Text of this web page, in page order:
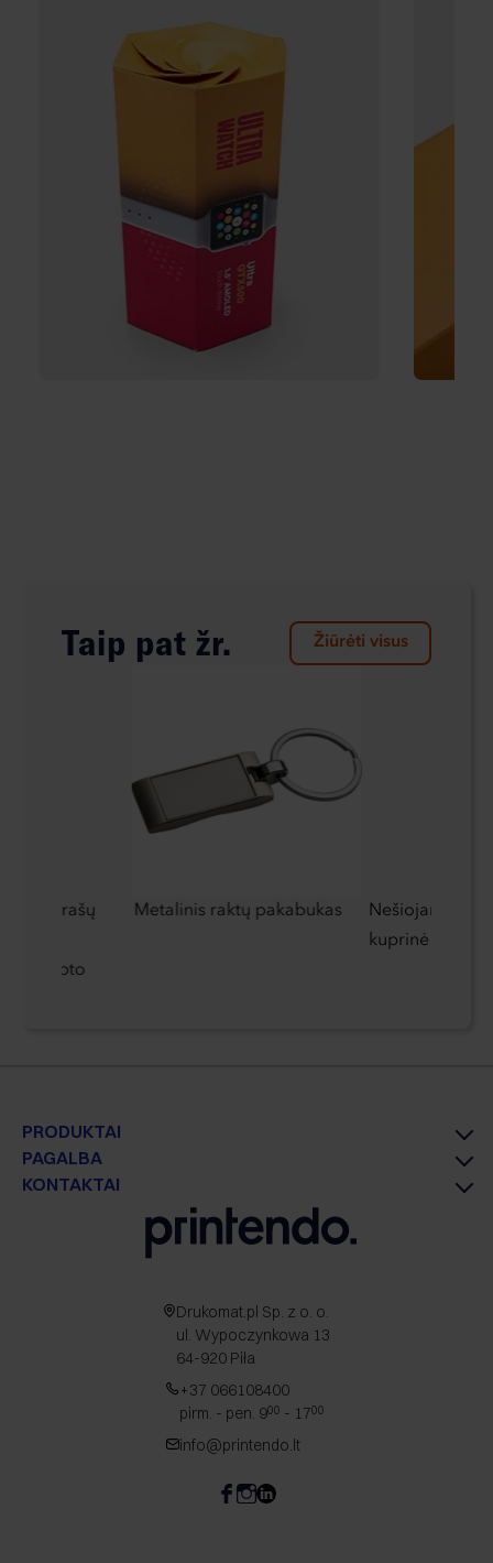
Taip pat žr. Žiūrėti visus
užrašų
perdirbto
Metalinis raktų pakabukas
Nešiojamojo
kuprinė
PRODUKTAI
PAGALBA
KONTAKTAI
Drukomat.pl Sp. z o. o.
ul. Wypoczynkowa 13
64-920 Piła
+37 066108400
pirm. - pen. 900 - 1700
info@printendo.lt